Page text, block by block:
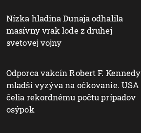
Nízka hladina Dunaja odhalila
masívny vrak lode z druhej
svetovej vojny
Odporca vakcín Robert F. Kennedy
mladší vyzýva na očkovanie. USA
čelia rekordnému počtu prípadov
osýpok